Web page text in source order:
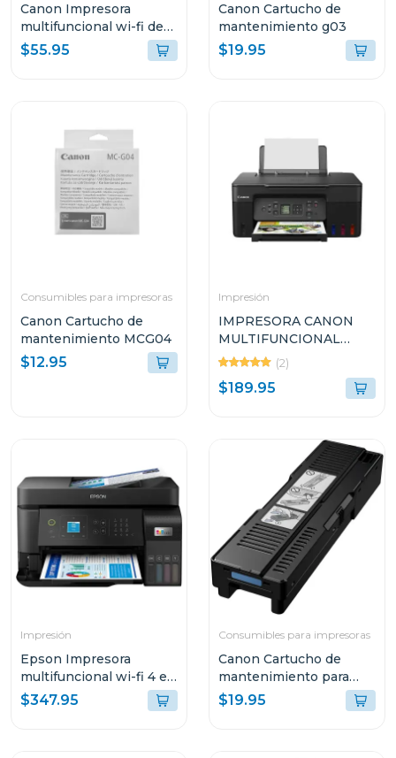
Canon Impresora
multifuncional wi-fi de
cartuchos de tinta 3610
$55.95
Canon Cartucho de
mantenimiento g03
$19.95
Consumibles para impresoras
Canon Cartucho de
mantenimiento MCG04
$12.95
Impresión
IMPRESORA CANON
MULTIFUNCIONAL
INALÁMBRICA DE
TANQUES DE TINTA
INTEGRADOS G317
(2)
$189.95
Impresión
Epson Impresora
multifuncional wi-fi 4 en
1 de alto desempeño
eco tank l5590 c11ck57
$347.95
Consumibles para impresoras
Canon Cartucho de
mantenimiento para
impresoras maxify
$19.95